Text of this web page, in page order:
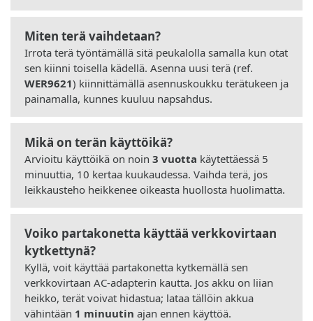
Miten terä vaihdetaan?
Irrota terä työntämällä sitä peukalolla samalla kun otat
sen kiinni toisella kädellä. Asenna uusi terä (ref.
WER9621) kiinnittämällä asennuskoukku terätukeen ja
painamalla, kunnes kuuluu napsahdus.
Mikä on terän käyttöikä?
Arvioitu käyttöikä on noin 3 vuotta käytettäessä 5
minuuttia, 10 kertaa kuukaudessa. Vaihda terä, jos
leikkausteho heikkenee oikeasta huollosta huolimatta.
Voiko partakonetta käyttää verkkovirtaan
kytkettynä?
Kyllä, voit käyttää partakonetta kytkemällä sen
verkkovirtaan AC-adapterin kautta. Jos akku on liian
heikko, terät voivat hidastua; lataa tällöin akkua
vähintään 1 minuutin ajan ennen käyttöä.